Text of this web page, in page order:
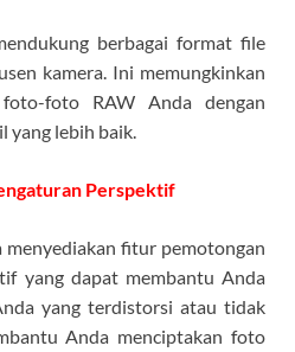
berbagai format file
kamera. Ini memungkinkan
foto RAW Anda dengan
yang lebih baik.
Perspektif
menyediakan fitur pemotongan
yang dapat membantu Anda
yang terdistorsi atau tidak
Anda menciptakan foto